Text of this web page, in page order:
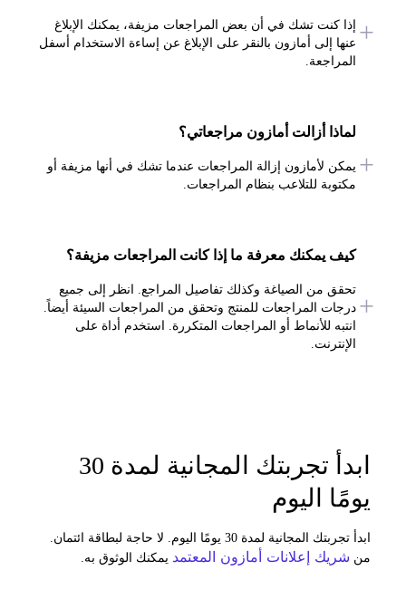
إذا كنت تشك في أن بعض المراجعات مزيفة، يمكنك الإبلاغ
عنها إلى أمازون بالنقر على الإبلاغ عن إساءة الاستخدام أسفل
المراجعة.
لماذا أزالت أمازون مراجعاتي؟
يمكن لأمازون إزالة المراجعات عندما تشك في أنها مزيفة أو
مكتوبة للتلاعب بنظام المراجعات.
كيف يمكنك معرفة ما إذا كانت المراجعات مزيفة؟
تحقق من الصياغة وكذلك تفاصيل المراجع. انظر إلى جميع
درجات المراجعات للمنتج وتحقق من المراجعات السيئة أيضاً.
انتبه للأنماط أو المراجعات المتكررة. استخدم أداة على
ابدأ تجربتك المجانية لمدة 30
اليوم
ابدأ تجربتك المجانية لمدة 30 يومًا اليوم. لا حاجة لبطاقة ائتمان.
شريك إعلانات أمازون المعتمد يمكنك الوثوق به.